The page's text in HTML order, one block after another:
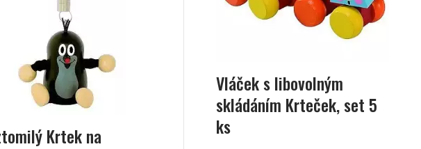
Krtek na
Vláček s libovolným
skládáním Krteček, set 5
ks